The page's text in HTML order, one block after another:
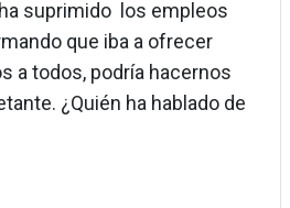
suprimido los empleos
que iba a ofrecer
a todos, podría hacernos
¿Quién ha hablado de